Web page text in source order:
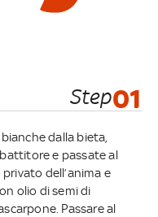
Step01
dalla bieta,
e passate al
dell’anima e
olio di semi di
Passare al